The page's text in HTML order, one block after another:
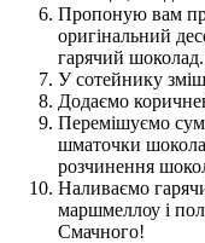
Пропоную вам
оригінальний
гарячий
У сотейнику
Додаємо
Перемішуємо
шматочки
розчинення
Наливаємо
маршмеллоу і
Смачного!